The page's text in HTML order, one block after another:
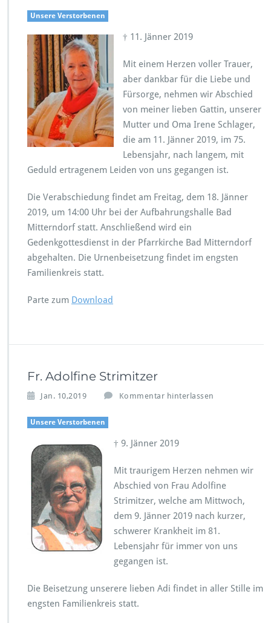
Unsere Verstorbenen
† 11. Jänner 2019
Mit einem Herzen voller Trauer,
aber dankbar für die Liebe und
Fürsorge, nehmen wir Abschied
von meiner lieben Gattin, unserer
Mutter und Oma Irene Schlager,
die am 11. Jänner 2019, im 75.
Lebensjahr, nach langem, mit
Geduld ertragenem Leiden von uns gegangen ist.
Die Verabschiedung findet am Freitag, dem 18. Jänner
2019, um 14:00 Uhr bei der Aufbahrungshalle Bad
Mitterndorf statt. Anschließend wird ein
Gedenkgottesdienst in der Pfarrkirche Bad Mitterndorf
abgehalten. Die Urnenbeisetzung findet im engsten
Familienkreis statt.
Parte zum Download
Fr. Adolfine Strimitzer
Jan. 10,2019 Kommentar hinterlassen
Unsere Verstorbenen
† 9. Jänner 2019
Mit traurigem Herzen nehmen wir
Abschied von Frau Adolfine
Strimitzer, welche am Mittwoch,
dem 9. Jänner 2019 nach kurzer,
schwerer Krankheit im 81.
Lebensjahr für immer von uns
gegangen ist.
Die Beisetzung unserere lieben Adi findet in aller Stille im
engsten Familienkreis statt.